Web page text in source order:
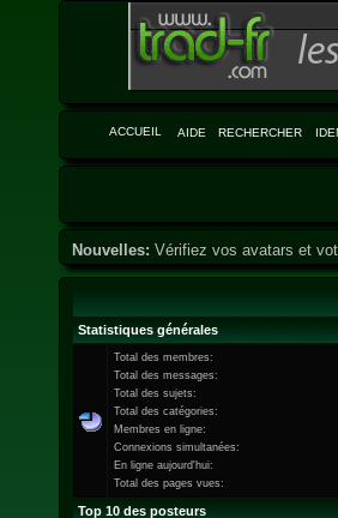
ACCUEIL AIDE RECHERCHER
Nouvelles: Vérifiez vos avatars et
Statistiques générales
Total des membres:
Total des messages:
Total des sujets:
Total des catégories:
Membres en ligne:
Connexions simultanées:
En ligne aujourd'hui:
Total des pages vues:
Top 10 des posteurs